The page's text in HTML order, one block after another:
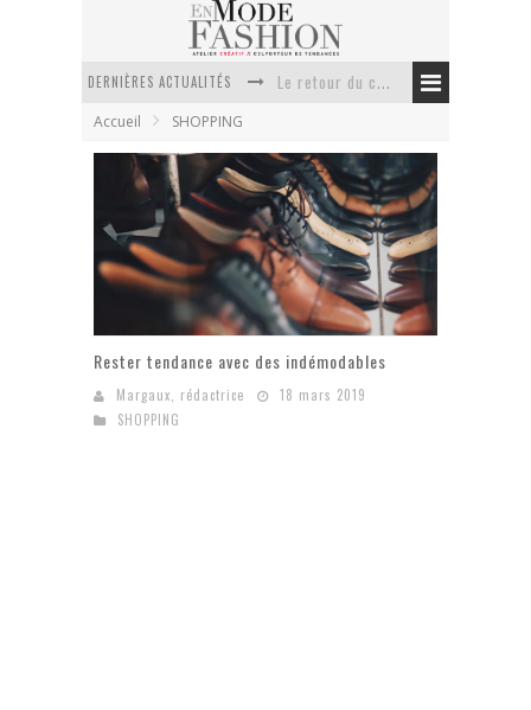
DERNIÈRES ACTUALITÉS
Le retour du cachemire version casual
La trousse de toilette : l’accessoire indispensable de voyage
Week-end spa en automne : quel maillot de bain choisir ?
Pourquoi le costume sur mesure à Paris est un incontournable de l’élégance contemporaine ?
Anti chute cheveux homme : quelles solutions pour renforcer sa chevelure ?
Accueil SHOPPING
Rester tendance avec des indémodables
Margaux, rédactrice
18 mars 2019
SHOPPING